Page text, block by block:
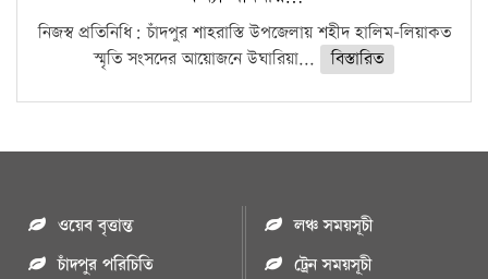
নিজস্ব প্রতিনিধি: চাঁদপুর শাহরাস্তি উপজেলায় শহীদ হালিম-লিয়াকত
স্মৃতি সংসদের আয়োজনে উঘারিয়া...
বিস্তারিত
ওয়েব বৃত্তান্ত
চাঁদপুর পরিচিতি
লঞ্চ সময়সূচী
ট্রেন সময়সূচী